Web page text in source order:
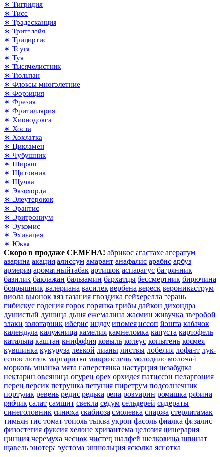
∗ Тигридия
∗ Тисс
∗ Традесканция
∗ Трителейя
∗ Трициртис
∗ Тсуга
∗ Туя
∗ Тысячелистник
∗ Тюльпан
∗ Флоксы многолетние
∗ Форзиция
∗ Фрезия
∗ Фритиллярия
∗ Хионодокса
∗ Хоста
∗ Хохлатка
∗ Цикламен
∗ Чубушник
∗ Ширяш
∗ Щитовник
∗ Щучка
∗ Экзохорда
∗ Элеутерокок
∗ Эрантис
∗ Эритрониум
∗ Эукомис
∗ Эхинацея
∗ Юкка
Скоро в продаже СЕМЕНА! абрикос агастахе агератум
азарина акация алиссум амарант анафалис арабис арбуз
армерия ароматныйтабак артишок аспарагус багрянник
базилик баклажан бальзамин бархатцы бессмертник бирючина
боярышник валериана василек вербена вереск вероникаструм
виола вьюнок вяз газания гвоздика гейхерелла герань
гибискус годеция горох горянка грибы дайкон дихондра
душистый душица дыня ежемалина жасмин живучка зверобой
злаки золотарник иберис индау ипомея иссоп йошта кабачок
календула калужница камелия камнеломка капуста картофель
катальпа каштан книфофия ковыль колеус копытень космея
кувшинка кукуруза левкой лианы листвы лобелия лофант лук-
севок лютик маргаритка микрозелень молодило молочай
морковь мшанка мята наперстянка настурция незабудка
нектарин овсяница огурец орех орхидея патиссон пеларгония
перец персик петрушка петуния пиретрум подсолнечник
портулак ревень редис редька репа розмарин ромашка рябина
рябчик салат самшит свекла седум сельдерей сидераты
синеголовник синюха скабиоза смолевка спаржа стерлитамак
тимьян тис томат тополь тыква укроп фасоль фиалка физалис
физостегия фуксия хелоне хризантема целозия цинерария
цинния черемуха чеснок чистец шалфей шелковица шпинат
щавель энотера эустома эшшольция ясколка яснотка